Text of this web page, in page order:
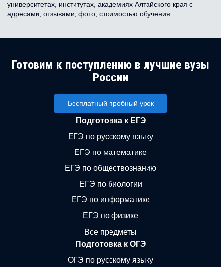
университетах, институтах, академиях Алтайского края с
адресами, отзывами, фото, стоимостью обучения.
Готовим к поступлению в лучшие вузы
России
Бесплатный пробный урок
Подготовка к ЕГЭ
ЕГЭ по русскому языку
ЕГЭ по математике
ЕГЭ по обществознанию
ЕГЭ по биологии
ЕГЭ по информатике
ЕГЭ по физике
Все предметы
Подготовка к ОГЭ
ОГЭ по русскому языку